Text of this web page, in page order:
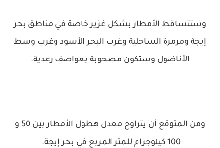
وستتساقط الأمطار بشكل غزير خاصة في مناطق بحر
إيجة ومرمرة الساحلية وغرب البحر الأسود وغرب وسط
الأناضول وستكون مصحوبة بعواصف رعدية.
ومن المتوقع أن يتراوح معدل هطول الأمطار بين 50 و
100 كيلوجرام للمتر المربع في بحر إيجة.